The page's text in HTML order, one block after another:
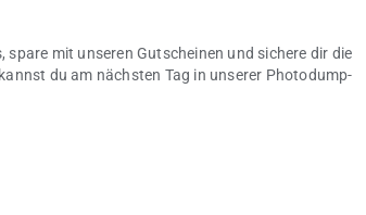
mit unseren Gutscheinen und sichere dir die
du am nächsten Tag in unserer Photodump-